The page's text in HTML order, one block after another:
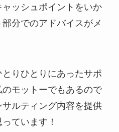
ッシュポイントをいか
分でのアドバイスがメ
りひとりにあったサポ
モットーでもあるので
ルティング内容を提供
ています！